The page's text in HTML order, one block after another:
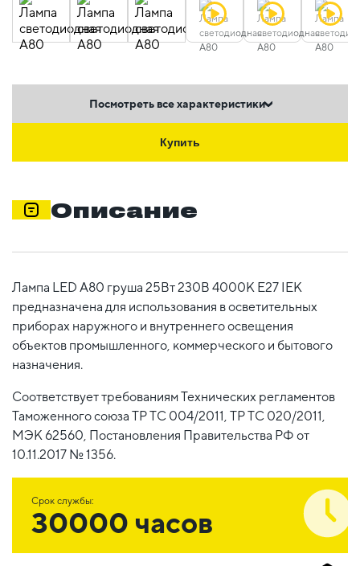
Посмотреть все характеристики
Купить
Описание
Лампа LED A80 груша 25Вт 230В 4000К E27 IEK
предназначена для использования в осветительных
приборах наружного и внутреннего освещения
объектов промышленного, коммерческого и бытового
назначения.
Соответствует требованиям Технических регламентов
Таможенного союза ТР ТС 004/2011, ТР ТС 020/2011,
МЭК 62560, Постановления Правительства РФ от
10.11.2017 № 1356.
Срок службы:
30000 часов